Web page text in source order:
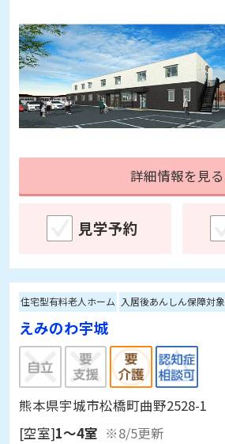
詳細情報を見る
見学予約
住宅型有料老人ホーム 入居後あんしん保障対象
えみのわ宇城
熊本県宇城市松橋町曲野2528-1
[空室]1～4室 ※8/5更新